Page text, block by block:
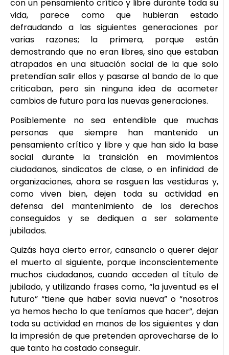
con un pensamiento crítico y libre durante toda su
vida, parece como que hubieran estado
defraudando a las siguientes generaciones por
varias razones; la primera, porque están
demostrando que no eran libres, sino que estaban
atrapados en una situación social de la que solo
pretendían salir ellos y pasarse al bando de lo que
criticaban, pero sin ninguna idea de acometer
cambios de futuro para las nuevas generaciones.
Posiblemente no sea entendible que muchas
personas que siempre han mantenido un
pensamiento crítico y libre y que han sido la base
social durante la transición en movimientos
ciudadanos, sindicatos de clase, o en infinidad de
organizaciones, ahora se rasguen las vestiduras y,
como viven bien, dejen toda su actividad en
defensa del mantenimiento de los derechos
conseguidos y se dediquen a ser solamente
jubilados.
Quizás haya cierto error, cansancio o querer dejar
el muerto al siguiente, porque inconscientemente
muchos ciudadanos, cuando acceden al título de
jubilado, y utilizando frases como, “la juventud es el
futuro” “tiene que haber savia nueva” o “nosotros
ya hemos hecho lo que teníamos que hacer”, dejan
toda su actividad en manos de los siguientes y dan
la impresión de que pretenden aprovecharse de lo
que tanto ha costado conseguir.